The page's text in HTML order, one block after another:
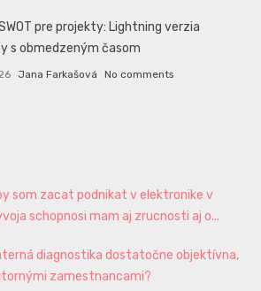
pre projekty: Lightning verzia
s obmedzeným časom
Jana Farkašová No comments
som zacat podnikat v elektronike v
schopnosi mam aj zrucnosti aj o...
diagnostika dostatočne objektívna,
zamestnancami?